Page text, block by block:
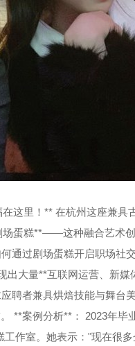
里！** 在杭州这座兼具
蛋糕**——这种融合艺术
通过剧场蛋糕开启职场社
大量**互联网运营、新媒
聘者兼具烘焙技能与舞台
**案例分析**： 2023年毕
作室。她表示："现在很